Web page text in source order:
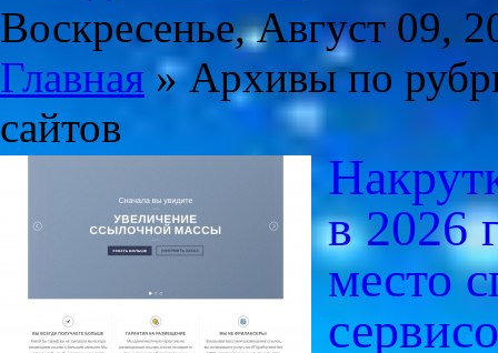
Воскресенье, Август 09,
Главная » Архивы по
сайтов
в 2026
место